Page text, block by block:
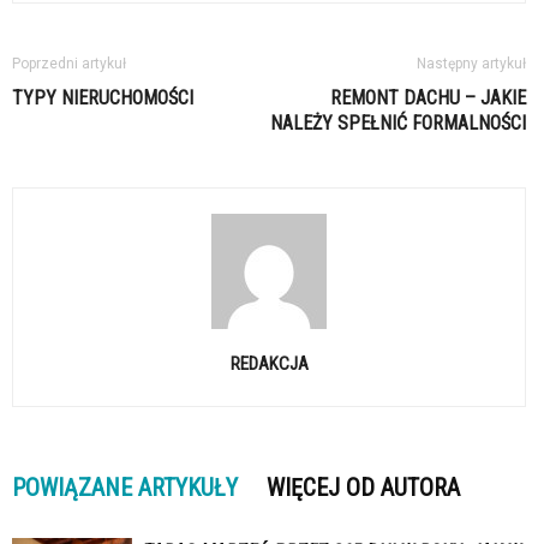
Poprzedni artykuł
TYPY NIERUCHOMOŚCI
Następny artykuł
REMONT DACHU – JAKIE
NALEŻY SPEŁNIĆ FORMALNOŚCI
REDAKCJA
POWIĄZANE ARTYKUŁY WIĘCEJ OD AUTORA